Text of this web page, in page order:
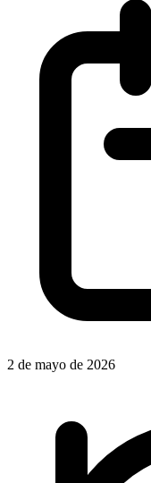
2 de mayo de 2026